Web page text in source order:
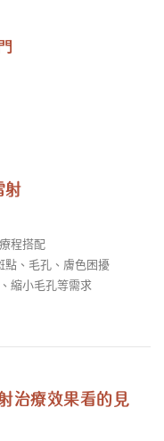
射
程搭配
點、毛孔、膚色困擾
縮小毛孔等需求
治療效果看的見